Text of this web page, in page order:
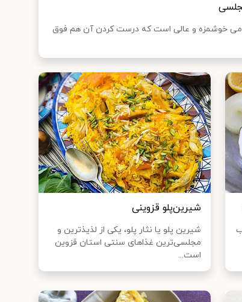
خوشمزه و عالی است که درست کردن آن هم فوق
شیرین‌پلو قزوینی
شیرین پلو یا نثار پلو، یکی از لذیذترین و
مجلسی‌ترین غذا‌های سنتی استان قزوین
است...